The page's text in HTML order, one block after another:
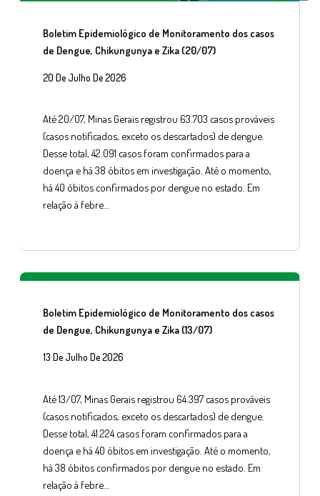
Boletim Epidemiológico de Monitoramento dos casos
de Dengue, Chikungunya e Zika (20/07)
20 De Julho De 2026
Até 20/07, Minas Gerais registrou 63.703 casos prováveis
(casos notificados, exceto os descartados) de dengue.
Desse total, 42.091 casos foram confirmados para a
doença e há 38 óbitos em investigação. Até o momento,
há 40 óbitos confirmados por dengue no estado. Em
relação à febre…
Boletim Epidemiológico de Monitoramento dos casos
de Dengue, Chikungunya e Zika (13/07)
13 De Julho De 2026
Até 13/07, Minas Gerais registrou 64.397 casos prováveis
(casos notificados, exceto os descartados) de dengue.
Desse total, 41.224 casos foram confirmados para a
doença e há 40 óbitos em investigação. Até o momento,
há 38 óbitos confirmados por dengue no estado. Em
relação à febre…